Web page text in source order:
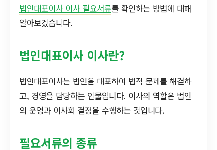
법인대표이사 이사 필요서류를 확인하는 방법에 대해
알아보겠습니다.
법인대표이사 이사란?
법인대표이사는 법인을 대표하여 법적 문제를 해결하
고, 경영을 담당하는 인물입니다. 이사의 역할은 법인
의 운영과 이사회 결정을 수행하는 것입니다.
필요서류의 종류